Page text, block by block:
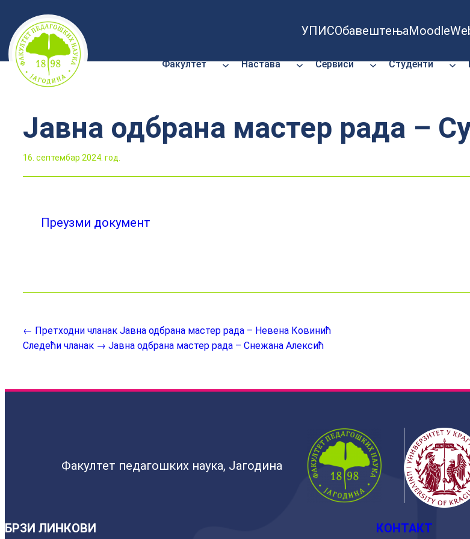
Скочи
на
садржај
УПИСОбавештењаMoodle
Факултет Настава Сервиси Студенти
Јавна одбрана мастер рада –
16. септембар 2024. год.
Преузми документ
← Претходни чланак Јавна одбрана мастер рада – Невена Ковинић
Следећи чланак → Јавна одбрана мастер рада – Снежана Алексић
Факултет педагошких наука, Јагодина
БРЗИ ЛИНКОВИ КОНТАКТ